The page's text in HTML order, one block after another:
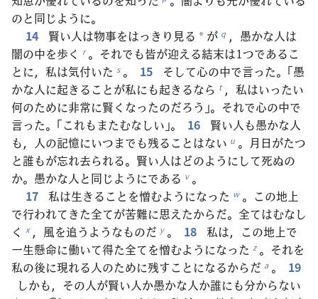
のと同じように。
14
賢い人は物事をはっきり見る * が q ，愚かな人は
闇の中を歩く r 。それでも皆が迎える結末は1つであるこ
とに，私は気付いた s 。 15
そして心の中で言った。「愚
かな人に起きることが私にも起きるなら t ，私はいったい
何のために非常に賢くなったのだろう」。それで心の中で
言った。「これもまたむなしい」。
16
賢い人も愚かな人
も，人の記憶にいつまでも残ることはない u 。月日がたつ
と誰もが忘れ去られる。賢い人はどのようにして死ぬの
か。愚かな人と同じようにである v 。
17
私は生きることを憎むようになった w 。この地上
で行われてきた全てが苦難に思えたからだ。全てはむなし
く x ，風を追うようなものだ y 。 18
私は，この地上で
一生懸命に働いて得た全てを憎むようになった z 。それを
私の後に現れる人のために残すことになるからだ a 。
19
しかも，その人が賢い人か愚かな人か誰にも分からない